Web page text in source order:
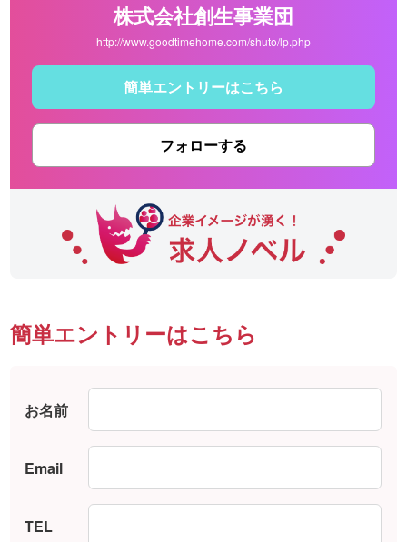
株式会社創生事業団
http://www.goodtimehome.com/shuto/lp.php
簡単エントリーはこちら
フォローする
簡単エントリーはこちら
お名前
Email
TEL